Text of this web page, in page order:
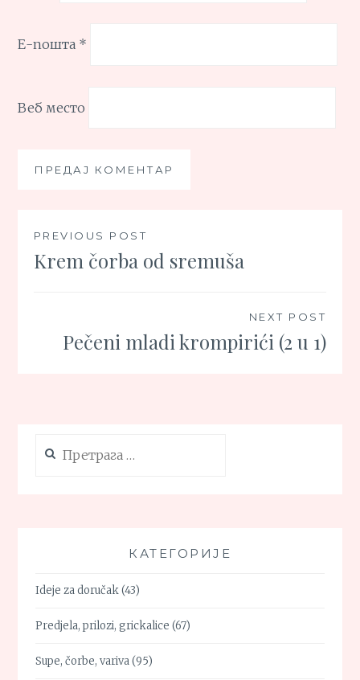
Е-пошта *
Веб место
Кретање
чланка
PREVIOUS POST
Krem čorba od sremuša
NEXT POST
Pečeni mladi krompirići (2 u 1)
за:
КАТЕГОРИЈЕ
Ideje za doručak(43)
Predjela, prilozi, grickalice (67)
Supe, čorbe, variva(95)